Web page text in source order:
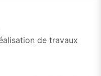
de travaux